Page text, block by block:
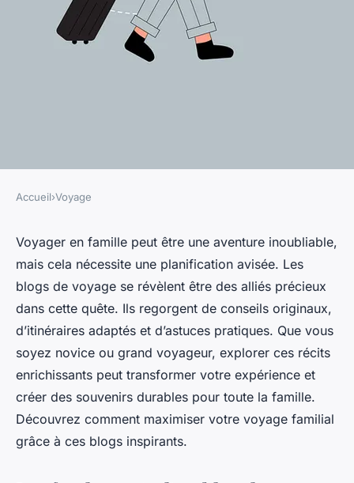
VOYAGE
Les meilleures astuces pour
voyager en famille avec un
blog de voyage
Yanis•14 avril 2025•5 min de lecture
Accueil›Voyage
Voyager en famille peut être une aventure inoubliable,
mais cela nécessite une planification avisée. Les
blogs de voyage se révèlent être des alliés précieux
dans cette quête. Ils regorgent de conseils originaux,
d’itinéraires adaptés et d’astuces pratiques. Que vous
soyez novice ou grand voyageur, explorer ces récits
enrichissants peut transformer votre expérience et
créer des souvenirs durables pour toute la famille.
Découvrez comment maximiser votre voyage familial
grâce à ces blogs inspirants.